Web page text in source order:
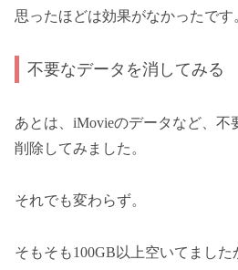
思ったほどは効果がなかったです
不要なデータを消してみる
あとは、iMovieのデータなど、不
削除してみました。
それでも変わらず。
そもそも100GB以上空いてました